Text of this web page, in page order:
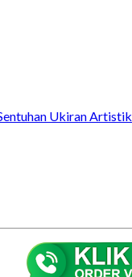
Ukiran Artistik